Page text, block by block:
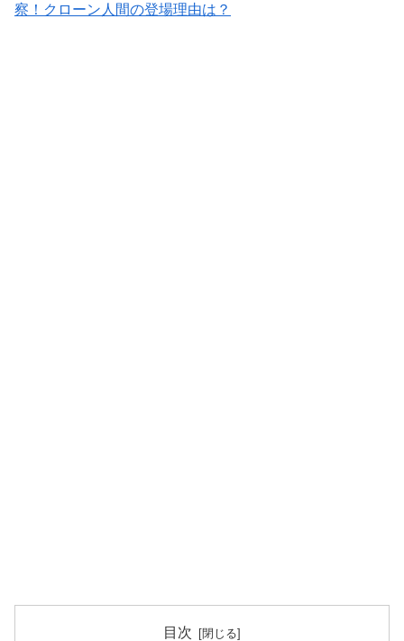
察！クローン人間の登場理由は？
目次